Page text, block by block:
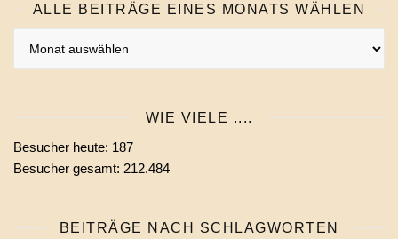
ALLE BEITRÄGE EINES MONATS WÄHLEN
wählen
WIE VIELE ....
Besucher heute: 187
Besucher gesamt: 212.484
BEITRÄGE NACH SCHLAGWORTEN